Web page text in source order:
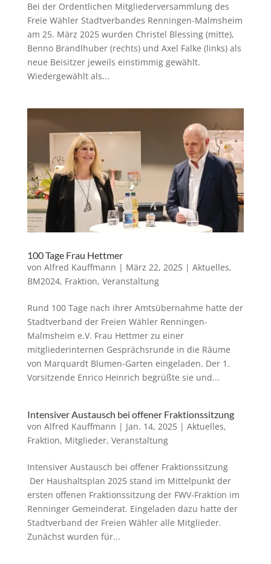
Bei der Ordentlichen Mitgliederversammlung des
Freie Wähler Stadtverbandes Renningen-Malmsheim
am 25. März 2025 wurden Christel Blessing (mitte),
Benno Brandlhuber (rechts) und Axel Falke (links) als
neue Beisitzer jeweils einstimmig gewählt.
Wiedergewählt als...
100 Tage Frau Hettmer
von Alfred Kauffmann | März 22, 2025| Aktuelles,
BM2024, Fraktion, Veranstaltung
Rund 100 Tage nach ihrer Amtsübernahme hatte der
Stadtverband der Freien Wähler Renningen-
Malmsheim e.V. Frau Hettmer zu einer
mitgliederinternen Gesprächsrunde in die Räume
von Marquardt Blumen-Garten eingeladen. Der 1.
Vorsitzende Enrico Heinrich begrüßte sie und...
Intensiver Austausch bei offener Fraktionssitzung
von Alfred Kauffmann | Jan. 14, 2025| Aktuelles,
Fraktion, Mitglieder, Veranstaltung
Intensiver Austausch bei offener Fraktionssitzung
Der Haushaltsplan 2025 stand im Mittelpunkt der
ersten offenen Fraktionssitzung der FWV-Fraktion im
Renninger Gemeinderat. Eingeladen dazu hatte der
Stadtverband der Freien Wähler alle Mitglieder.
Zunächst wurden für...